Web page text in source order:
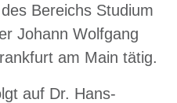
Bereichs Studium
Johann Wolfgang
am Main tätig.
auf Dr. Hans-